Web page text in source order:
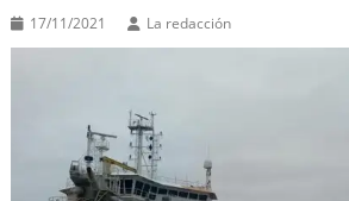
17/11/2021 La redacción